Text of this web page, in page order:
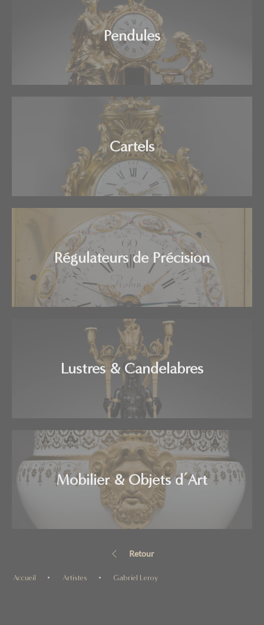
Pendules
Cartels
Régulateurs de Précision
Lustres & Candelabres
Mobilier & Objets d’Art
Retour
Accueil Artistes Gabriel Leroy